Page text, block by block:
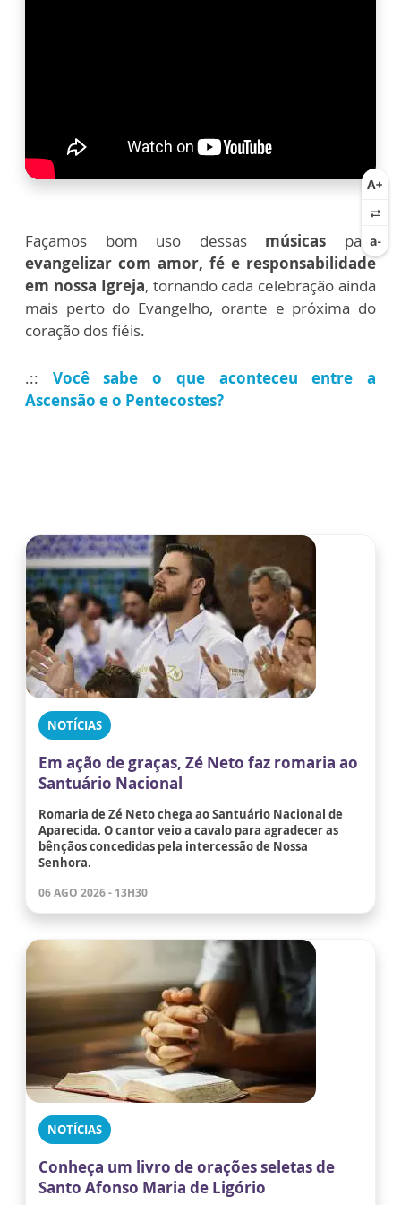
Façamos bom uso dessas músicas para
evangelizar com amor, fé e responsabilidade
em nossa Igreja, tornando cada celebração ainda
mais perto do Evangelho, orante e próxima do
coração dos fiéis.
.:: Você sabe o que aconteceu entre a
Ascensão e o Pentecostes?
NOTÍCIAS
Em ação de graças, Zé Neto faz romaria ao
Santuário Nacional
Romaria de Zé Neto chega ao Santuário Nacional de
Aparecida. O cantor veio a cavalo para agradecer as
bênçãos concedidas pela intercessão de Nossa
Senhora.
06 AGO 2026 - 13H30
NOTÍCIAS
Conheça um livro de orações seletas de
Santo Afonso Maria de Ligório